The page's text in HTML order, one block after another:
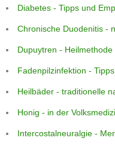
Diabetes - Tipps und
Chronische Duodenitis -
Dupuytren - Heilmethode
Fadenpilzinfektion -
Heilbäder - traditionelle
Honig - in der
Intercostalneuralgie -